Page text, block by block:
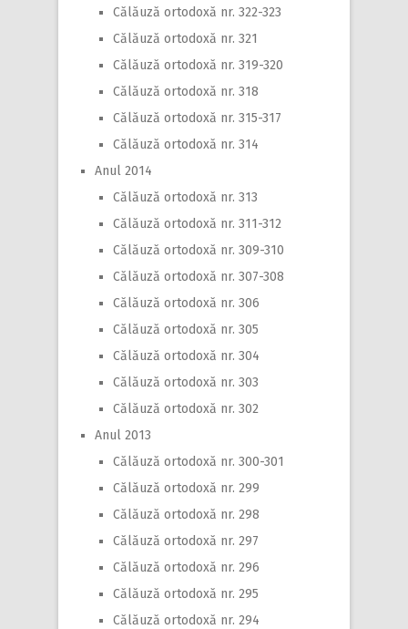
Călăuză ortodoxă nr. 322-323
Călăuză ortodoxă nr. 321
Călăuză ortodoxă nr. 319-320
Călăuză ortodoxă nr. 318
Călăuză ortodoxă nr. 315-317
Călăuză ortodoxă nr. 314
Anul 2014
Călăuză ortodoxă nr. 313
Călăuză ortodoxă nr. 311-312
Călăuză ortodoxă nr. 309-310
Călăuză ortodoxă nr. 307-308
Călăuză ortodoxă nr. 306
Călăuză ortodoxă nr. 305
Călăuză ortodoxă nr. 304
Călăuză ortodoxă nr. 303
Călăuză ortodoxă nr. 302
Anul 2013
Călăuză ortodoxă nr. 300-301
Călăuză ortodoxă nr. 299
Călăuză ortodoxă nr. 298
Călăuză ortodoxă nr. 297
Călăuză ortodoxă nr. 296
Călăuză ortodoxă nr. 295
Călăuză ortodoxă nr. 294